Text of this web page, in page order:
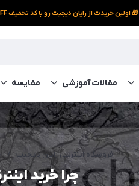
🎁 اولین خریدت از رایان دیجیت رو با کد تخفیف FIRSTOFF ارزون‌تر انجام بده.
مقالات آموزشی مقایسه
فروشگاه اینترنتی رایان دیجیت /
چرا خرید